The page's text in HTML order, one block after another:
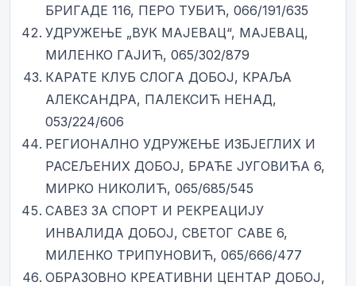
БРИГАДЕ 116, ПЕРО ТУБИЋ, 066/191/635
УДРУЖЕЊЕ „ВУК МАЈЕВАЦ“, МАЈЕВАЦ,
МИЛЕНКО ГАЈИЋ, 065/302/879
КАРАТЕ КЛУБ СЛОГА ДОБОЈ, КРАЉА
АЛЕКСАНДРА, ПАЛЕКСИЋ НЕНАД,
053/224/606
РЕГИОНАЛНО УДРУЖЕЊЕ ИЗБЈЕГЛИХ И
РАСЕЉЕНИХ ДОБОЈ, БРАЋЕ ЈУГОВИЋА 6,
МИРКО НИКОЛИЋ, 065/685/545
САВЕЗ ЗА СПОРТ И РЕКРЕАЦИЈУ
ИНВАЛИДА ДОБОЈ, СВЕТОГ САВЕ 6,
МИЛЕНКО ТРИПУНОВИЋ, 065/666/477
ОБРАЗОВНО КРЕАТИВНИ ЦЕНТАР ДОБОЈ,